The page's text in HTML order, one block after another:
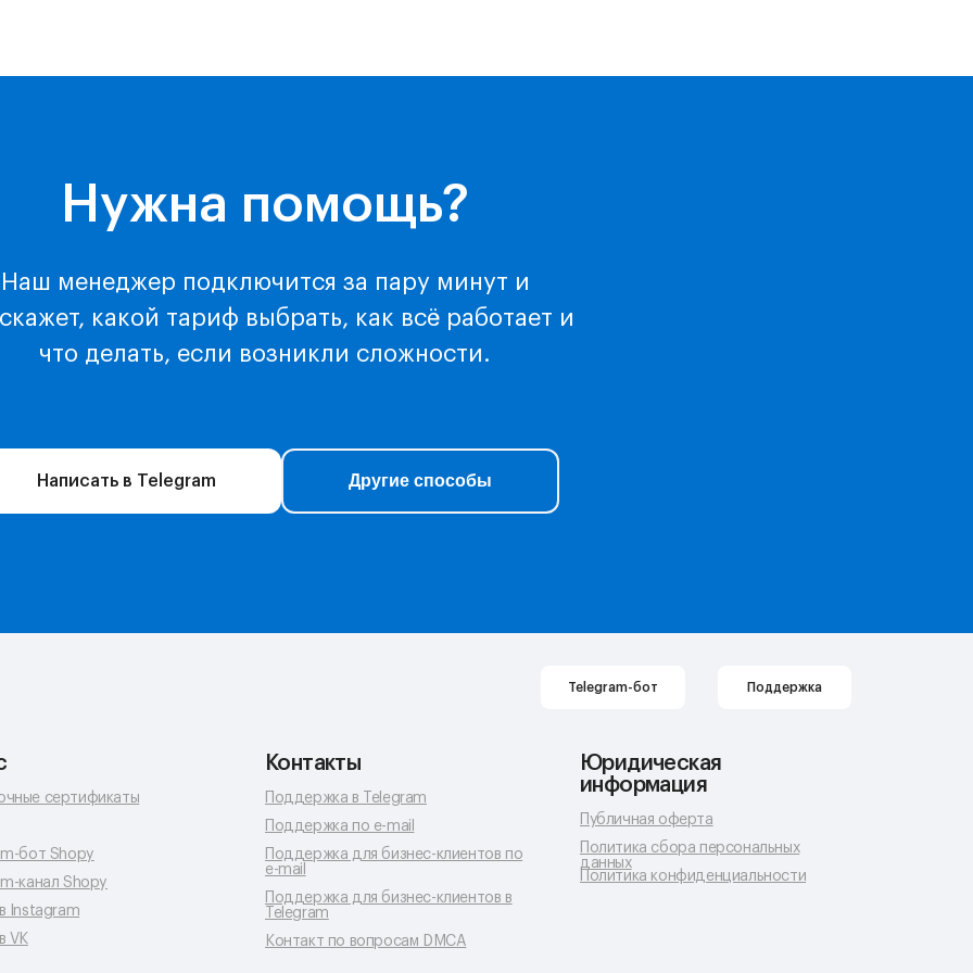
Нужна помощь?
Наш менеджер подключится за пару минут и
какой тариф выбрать, как всё работает и
что делать, если возникли сложности.
Написать в Telegram Другие способы
Telegram-бот Поддержка
сертификаты
бот Shopy
канал Shopy
Instagram
VK
Контакты
Поддержка в Telegram
Поддержка по e-mail
Поддержка для бизнес-клиентов по
e-mail
Поддержка для бизнес-клиентов в
Telegram
Контакт по вопросам DMCA
Юридическая
информация
Публичная оферта
Политика сбора персональных
данных
Политика конфиденциальности